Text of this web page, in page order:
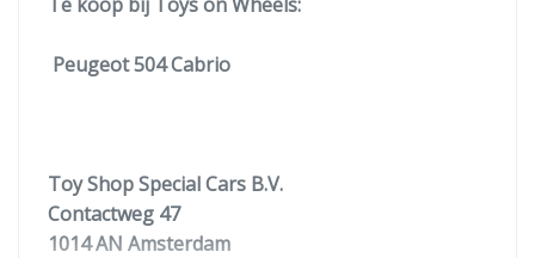
Peugeot 504 Cabrio
Toy Shop Special Cars B.V.
Contactweg 47
1014 AN Amsterdam